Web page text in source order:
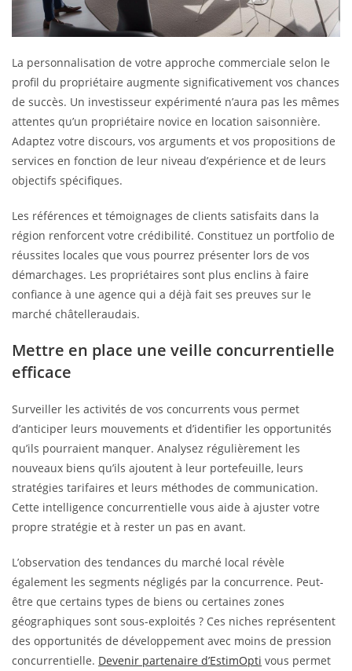
La personnalisation de votre approche commerciale selon le
profil du propriétaire augmente significativement vos chances
de succès. Un investisseur expérimenté n’aura pas les mêmes
attentes qu’un propriétaire novice en location saisonnière.
Adaptez votre discours, vos arguments et vos propositions de
services en fonction de leur niveau d’expérience et de leurs
objectifs spécifiques.
Les références et témoignages de clients satisfaits dans la
région renforcent votre crédibilité. Constituez un portfolio de
réussites locales que vous pourrez présenter lors de vos
démarchages. Les propriétaires sont plus enclins à faire
confiance à une agence qui a déjà fait ses preuves sur le
marché châtelleraudais.
Mettre en place une veille concurrentielle
efficace
Surveiller les activités de vos concurrents vous permet
d’anticiper leurs mouvements et d’identifier les opportunités
qu’ils pourraient manquer. Analysez régulièrement les
nouveaux biens qu’ils ajoutent à leur portefeuille, leurs
stratégies tarifaires et leurs méthodes de communication.
Cette intelligence concurrentielle vous aide à ajuster votre
propre stratégie et à rester un pas en avant.
L’observation des tendances du marché local révèle
également les segments négligés par la concurrence. Peut-
être que certains types de biens ou certaines zones
géographiques sont sous-exploités ? Ces niches représentent
des opportunités de développement avec moins de pression
concurrentielle. Devenir partenaire d’EstimOpti vous permet